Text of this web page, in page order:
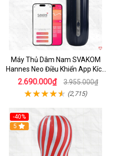
Máy Thủ Dâm Nam SVAKOM
Hannes Neo Điều Khiển App Kích
Thích
2.690.000₫ 3.955.000₫
(2,715)
-40%
Hot
5